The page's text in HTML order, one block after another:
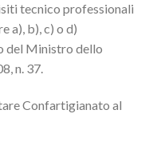
tecnico professionali
a), b), c) o d)
del Ministro dello
n. 37.
Confartigianato al